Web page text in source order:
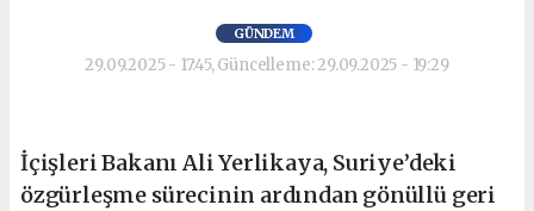
GÜNDEM
29.09.2025 - 17:45, Güncelleme: 29.09.2025 - 19:29
İçişleri Bakanı Ali Yerlikaya, Suriye’deki
özgürleşme sürecinin ardından gönüllü geri